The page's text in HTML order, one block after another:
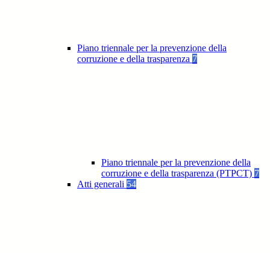
Piano triennale per la prevenzione della
corruzione e della trasparenza 7
Piano triennale per la prevenzione della
corruzione e della trasparenza (PTPCT) 7
Atti generali 54